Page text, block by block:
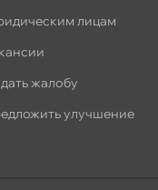
0 шт
лицам
жалобу
улучшение